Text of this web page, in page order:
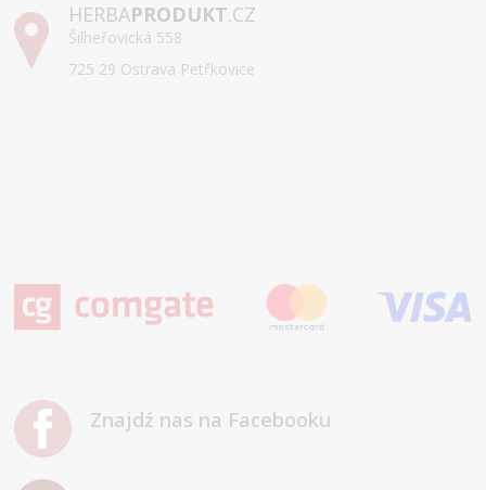
HERBAPRODUKT.CZ
Šilheřovická 558
725 29 Ostrava Petřkovice
Znajdź nas na Facebooku